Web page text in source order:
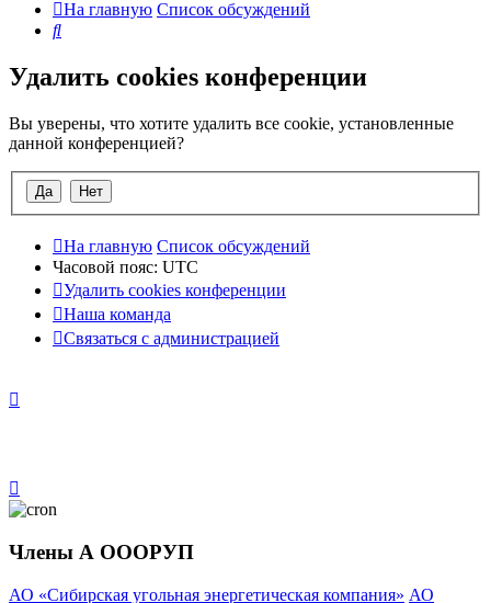
На главную Список обсуждений
Поиск
Удалить cookies конференции
Вы уверены, что хотите удалить все cookie, установленные
данной конференцией?
На главную Список обсуждений
Часовой пояс: UTC
Удалить cookies конференции
Наша команда
Связаться с администрацией
Члены А ОООРУП
АО «Сибирская угольная энергетическая компания» АО